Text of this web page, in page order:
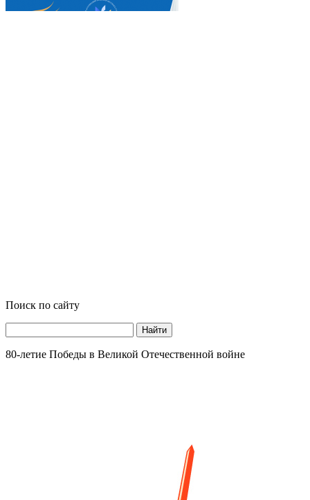
Поиск по сайту
Найти
80-летие Победы в Великой Отечественной войне